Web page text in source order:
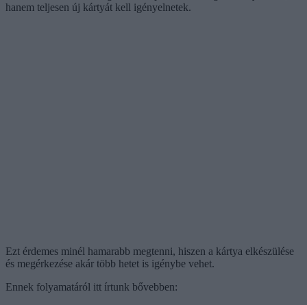
hanem teljesen új kártyát kell igényelnetek.
Ezt érdemes minél hamarabb megtenni, hiszen a kártya elkészülése
és megérkezése akár több hetet is igénybe vehet.
Ennek folyamatáról itt írtunk bővebben: